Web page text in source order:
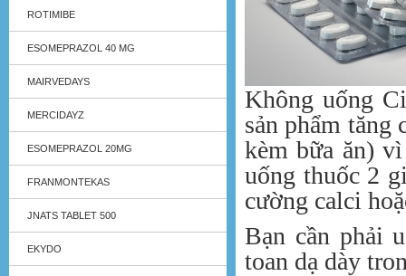
ROTIMIBE
ESOMEPRAZOL 40 MG
MAIRVEDAYS
MERCIDAYZ
ESOMEPRAZOL 20MG
FRANMONTEKAS
JNATS TABLET 500
EKYDO
Không uống
sản phẩm tăng
kèm bữa ăn)
uống thuốc 2
cường calci
Bạn cần phải
toan dạ dày